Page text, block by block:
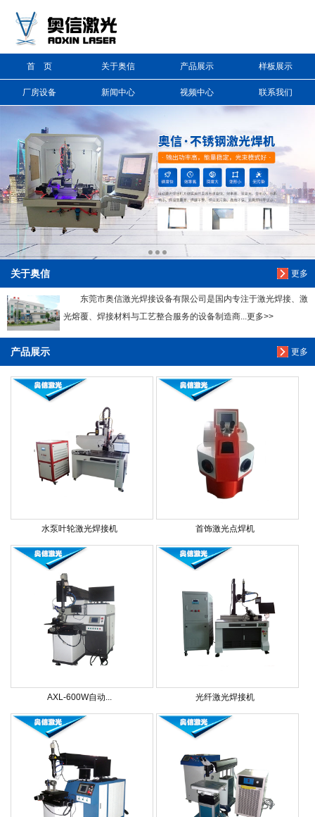
首 页 关于奥信 产品展示 样板展示
厂房设备 新闻中心 视频中心 联系我们
更多
关于奥信
东莞市奥信激光焊接设备有限公司是国内专注于激光焊接、激
光熔覆、焊接材料与工艺整合服务的设备制造商...更多>>
更多
产品展示
水泵叶轮激光焊接机 首饰激光点焊机
AXL-600W自动... 光纤激光焊接机
信息搜索